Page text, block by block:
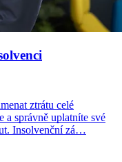
ztrátu celé
a správně uplatníte své
Insolvenční zá…